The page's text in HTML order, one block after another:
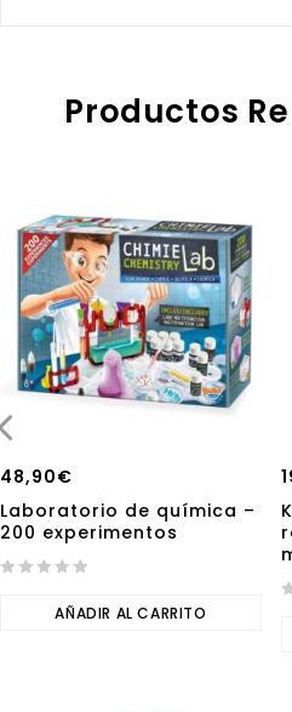
Productos
48,90€
Laboratorio de química –
200 experimentos
AÑADIR AL CARRITO